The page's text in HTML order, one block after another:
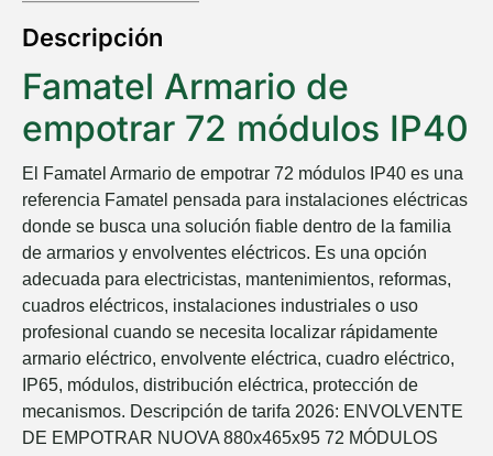
Descripción
Famatel Armario de
empotrar 72 módulos IP40
El Famatel Armario de empotrar 72 módulos IP40 es una
referencia Famatel pensada para instalaciones eléctricas
donde se busca una solución fiable dentro de la familia
de armarios y envolventes eléctricos. Es una opción
adecuada para electricistas, mantenimientos, reformas,
cuadros eléctricos, instalaciones industriales o uso
profesional cuando se necesita localizar rápidamente
armario eléctrico, envolvente eléctrica, cuadro eléctrico,
IP65, módulos, distribución eléctrica, protección de
mecanismos. Descripción de tarifa 2026: ENVOLVENTE
DE EMPOTRAR NUOVA 880x465x95 72 MÓDULOS
5% DESCUENTO
EN TU PRIMERA COMPRA
NOMBRE